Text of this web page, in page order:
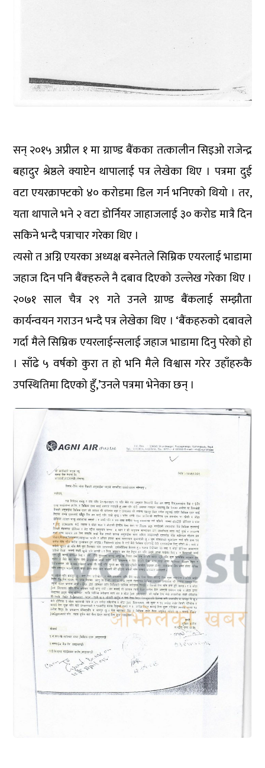
सन् २०१५ अप्रील १ मा ग्राण्ड बैंकका तत्कालीन सिइओ राजेन्द्र
बहादुर श्रेष्ठले क्याप्टेन थापालाई पत्र लेखेका थिए । पत्रमा दुई
वटा एयरक्राफ्टको ४० करोडमा डिल गर्न भनिएको थियो । तर,
यता थापाले भने २ वटा डोर्नियर जाहाजलाई ३० करोड मात्रै दिन
सकिने भन्दै पत्राचार गरेका थिए ।
त्यसो त अग्नि एयरका अध्यक्ष बस्नेतले सिम्रिक एयरलाई भाडामा
जहाज दिन पनि बैंक्हरुले नै दबाव दिएको उल्लेख गरेका थिए ।
२०७१ साल चैत्र २९ गते उनले ग्राण्ड बैंकलाई सम्झौता
कार्यन्वयन गराउन भन्दै पत्र लेखेका थिए । ‘बैंकहरुको दबावले
गर्दा मैले सिम्रिक एयरलाईन्सलाई जहाज भाडामा दिनु परेको हो
। साँढे ५ वर्षको कुरा त हो भनि मैले विश्वास गरेर उहाँहरुकै
उपस्थितिमा दिएको हुँ,’उनले पत्रमा भेनेका छन् ।